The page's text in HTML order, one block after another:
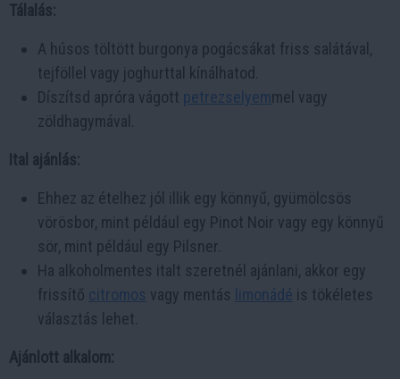
Tálalás:
A húsos töltött burgonya pogácsákat friss salátával,
tejföllel vagy joghurttal kínálhatod.
Díszítsd apróra vágott petrezselyemmel vagy
zöldhagymával.
Ital ajánlás:
Ehhez az ételhez jól illik egy könnyű, gyümölcsös
vörösbor, mint például egy Pinot Noir vagy egy könnyű
sör, mint például egy Pilsner.
Ha alkoholmentes italt szeretnél ajánlani, akkor egy
frissítő citromos vagy mentás limonádé is tökéletes
választás lehet.
Ajánlott alkalom: